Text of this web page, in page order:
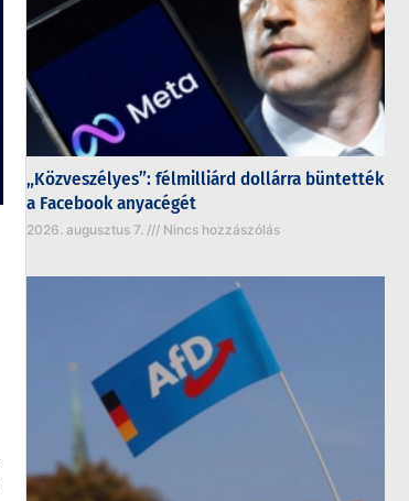
„Közveszélyes”: félmilliárd dollárra büntették
a Facebook anyacégét
2026. augusztus 7. Nincs hozzászólás